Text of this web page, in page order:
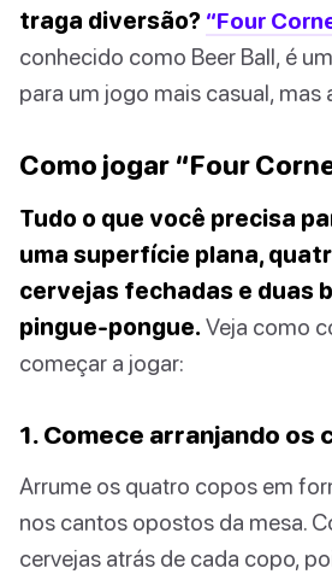
traga diversão? “Four
conhecido como Beer Ball, é
para um jogo mais casual, mas
Como jogar “Four
Tudo o que você precisa
uma superfície plana,
cervejas fechadas e duas
pingue-pongue. Veja como
começar a jogar:
1. Comece arranjando os
Arrume os quatro copos em
nos cantos opostos da mesa.
cervejas atrás de cada copo,